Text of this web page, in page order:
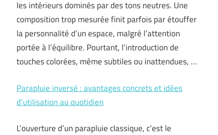
les intérieurs dominés par des tons neutres. Une
composition trop mesurée finit parfois par étouffer
la personnalité d’un espace, malgré l’attention
portée à l’équilibre. Pourtant, l’introduction de
touches colorées, même subtiles ou inattendues, …
Parapluie inversé : avantages concrets et idées
d’utilisation au quotidien
L’ouverture d’un parapluie classique, c’est le